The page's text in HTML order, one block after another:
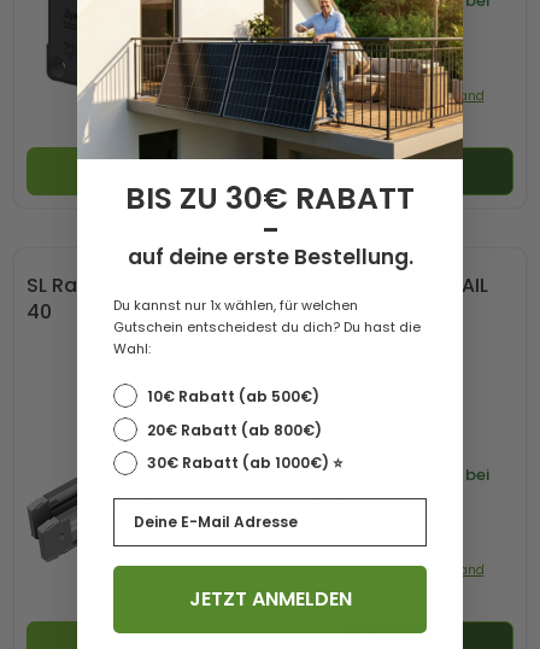
Paketversand
1,49 €*
Preis mit 0% MwSt. zzgl. Versand
SL Rack 81140-02 Innenverbinder RAIL 2.0 für RAIL
40
Lieferzeit
1-3 Werktage bei
Paketversand
4,90 €*
Preis mit 0% MwSt. zzgl. Versand
BIS ZU 30€ RABATT
-
auf deine erste Bestellung.
Du kannst nur 1x wählen, für welchen
Gutschein entscheidest du dich? Du hast die
Wahl:
10€ Rabatt (ab 500€)
20€ Rabatt (ab 800€)
30€ Rabatt (ab 1000€) ⭐️
JETZT ANMELDEN